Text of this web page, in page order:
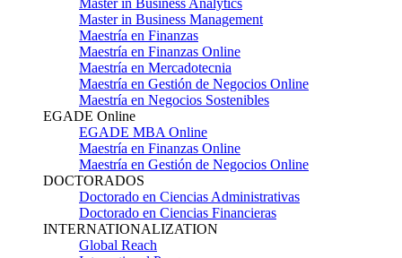
Master in Business Analytics
Master in Business Management
Maestría en Finanzas
Maestría en Finanzas Online
Maestría en Mercadotecnia
Maestría en Gestión de Negocios Online
Maestría en Negocios Sostenibles
EGADE Online
EGADE MBA Online
Maestría en Finanzas Online
Maestría en Gestión de Negocios Online
DOCTORADOS
Doctorado en Ciencias Administrativas
Doctorado en Ciencias Financieras
INTERNATIONALIZATION
Global Reach